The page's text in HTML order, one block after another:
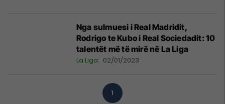
Nga sulmuesi i Real Madridit,
Rodrigo te Kubo i Real Sociedadit: 10
talentët më të mirë në La Liga
La Liga 02/01/2023
1